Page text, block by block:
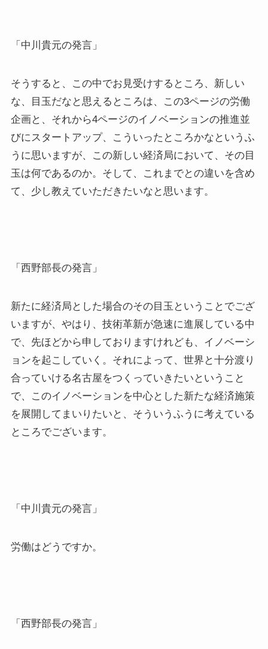
「中川貴元の発言」
そうすると、この中でお見受けするところ、新しい
な、目玉だなと思えるところは、この3ページの労働
企画と、それから4ページのイノベーションの推進並
びにスタートアップ、こういったところかなというふ
うに思いますが、この新しい経済局において、その目
玉は何であるのか。そして、これまでとの違いを含め
て、少し教えていただきたいなと思います。
「西野部長の発言」
新たに経済局とした場合のその目玉ということでござ
いますが、やはり、技術革新が急速に進展している中
で、先ほどから申しておりますけれども、イノベーシ
ョンを起こしていく。それによって、世界と十分渡り
合っていける名古屋をつくっていきたいということ
で、このイノベーションを中心とした新たな経済施策
を展開してまいりたいと、そういうふうに考えている
ところでございます。
「中川貴元の発言」
労働はどうですか。
「西野部長の発言」